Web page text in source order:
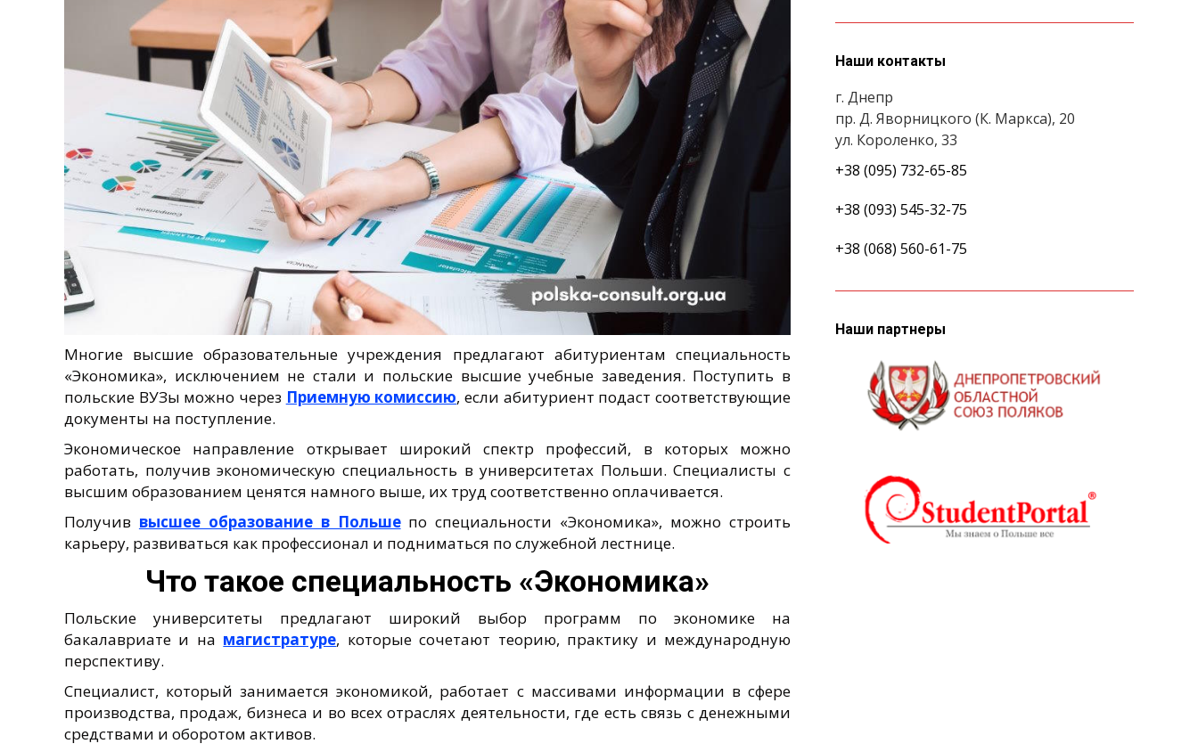
Многие высшие образовательные учреждения предлагают абитуриентам специальность
«Экономика», исключением не стали и польские высшие учебные заведения. Поступить в
польские ВУЗы можно через Приемную комиссию, если абитуриент подаст соответствующие
документы на поступление.
Экономическое направление открывает широкий спектр профессий, в которых можно
работать, получив экономическую специальность в университетах Польши. Специалисты с
высшим образованием ценятся намного выше, их труд соответственно оплачивается.
Получив высшее образование в Польшепо специальности «Экономика», можно строить
карьеру, развиваться как профессионал и подниматься по служебной лестнице.
Что такое специальность «Экономика»
Польские университеты предлагают широкий выбор программ по экономике на
бакалавриате и на магистратуре, которые сочетают теорию, практику и международную
перспективу.
Специалист, который занимается экономикой, работает с массивами информации в сфере
производства, продаж, бизнеса и во всех отраслях деятельности, где есть связь с денежными
средствами и оборотом активов.
Наши контакты
г. Днепр
пр. Д. Яворницкого (К. Маркса), 20
ул. Короленко, 33
+38 (095) 732-65-85
+38 (093) 545-32-75
+38 (068) 560-61-75
Наши партнеры